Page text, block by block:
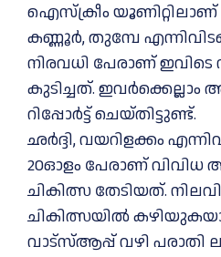
ഐസ്‌ക്രീം
കണ്ണൂർ, തുമ്പേ
നിരവധി പേരാണ് ഇവിടെ
കുടിച്ചത്.
റിപ്പോർട്ട്‌ ചെയ്തിട്ടുണ്ട്.
ഛർദ്ദി, വയറിളക്കം
20ഓളം പേരാണ്
ചികിത്സ തേടിയത്.
ചികിത്സയിൽ
വാട്‌സ്ആപ്പ് വഴി പരാതി